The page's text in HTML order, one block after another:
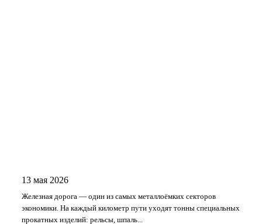
13 мая 2026
Железная дорога — один из самых металлоёмких секторов
экономики. На каждый километр пути уходят тонны специальных
прокатных изделий: рельсы, шпаль...